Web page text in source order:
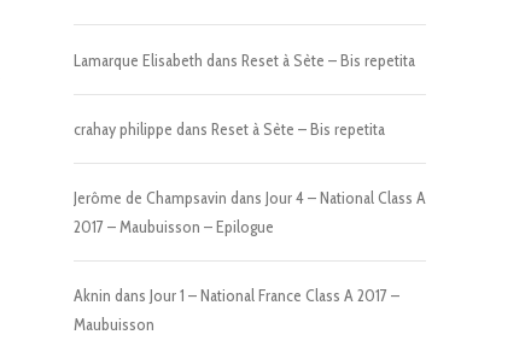
Lamarque Elisabeth dans Reset à Sète – Bis repetita
crahay philippe dans Reset à Sète – Bis repetita
Jerôme de Champsavin dans Jour 4 – National Class A
2017 – Maubuisson – Epilogue
Aknin dans Jour 1 – National France Class A 2017 –
Maubuisson